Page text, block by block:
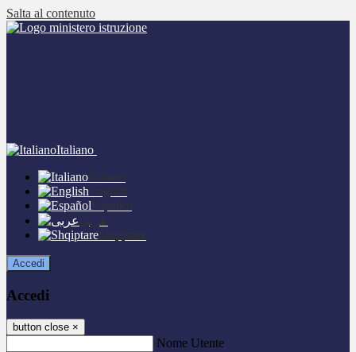
Salta al contenuto
Italiano
Italiano
English
Español
عربى
Shqiptare
Accedi
Accedi
button close ×
Nome Utente